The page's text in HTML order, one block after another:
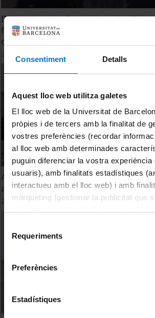
Consentiment Detalls
Aquest lloc web utilitza galetes
El lloc web de la Universitat de
pròpies i de tercers amb la finalitat de
vostres preferències (recordar
al lloc web amb determinades
puguin diferenciar la vostra experiència
usuaris), amb finalitats estadístiques
interactueu amb el lloc web) i amb
màrqueting (gestionar la publicitat que
consultar laPolítica de galetes del lloc
Requeriments
Preferències
Estadístiques
II Jornada sobre Competència
futurs docents. Conclusions de la
de futur
28 Febrero, 2025
Accions i metodologies per impulsar
aules de primària i secundària
28 Febrero, 2025